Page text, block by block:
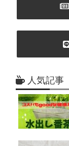
人気記事